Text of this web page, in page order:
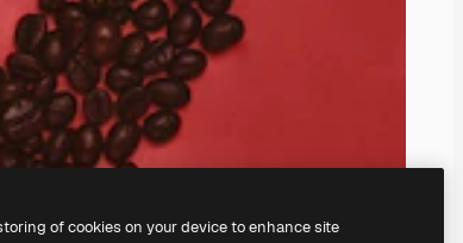
of cookies on your device to enhance site